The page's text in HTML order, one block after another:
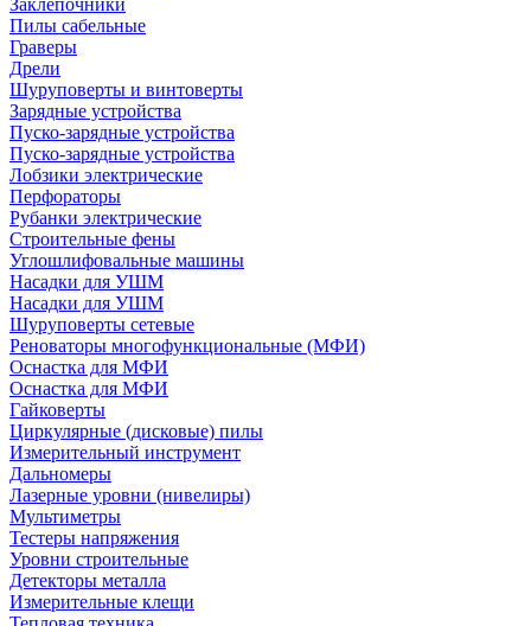
Заклепочники
Пилы сабельные
Граверы
Дрели
Шуруповерты и винтоверты
Зарядные устройства
Пуско-зарядные устройства
Пуско-зарядные устройства
Лобзики электрические
Перфораторы
Рубанки электрические
Строительные фены
Углошлифовальные машины
Насадки для УШМ
Насадки для УШМ
Шуруповерты сетевые
Реноваторы многофункциональные (МФИ)
Оснастка для МФИ
Оснастка для МФИ
Гайковерты
Циркулярные (дисковые) пилы
Измерительный инструмент
Дальномеры
Лазерные уровни (нивелиры)
Мультиметры
Тестеры напряжения
Уровни строительные
Детекторы металла
Измерительные клещи